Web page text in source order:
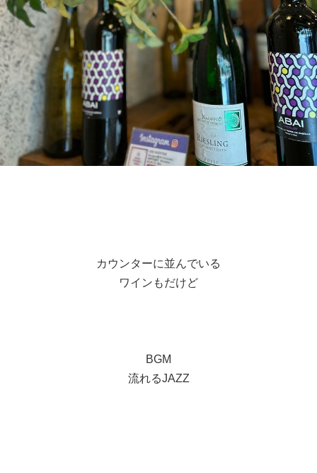
カウンターに並んでいる
ワインもだけど
BGM
流れるJAZZ